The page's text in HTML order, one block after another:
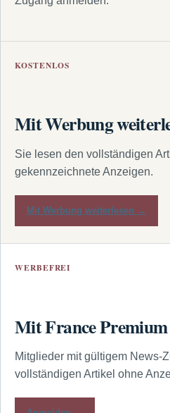
KOSTENLOS
Mit Werbung
Sie lesen den vollständigen
gekennzeichnete Anzeigen.
Mit Werbung weiterlesen →
WERBEFREI
Mit France Premium
Mitglieder mit gültigem News-
vollständigen Artikel ohne